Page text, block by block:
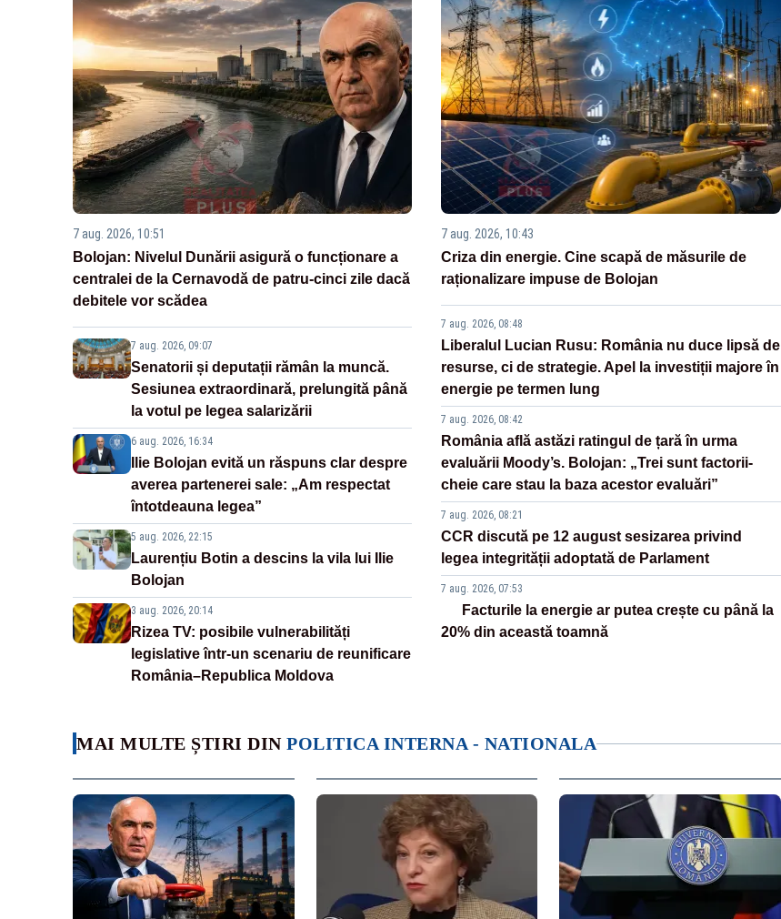
7 aug. 2026, 10:51
Bolojan: Nivelul Dunării asigură o funcționare a
centralei de la Cernavodă de patru-cinci zile dacă
debitele vor scădea
7 aug. 2026, 09:07
Senatorii și deputații rămân la muncă.
Sesiunea extraordinară, prelungită până
la votul pe legea salarizării
6 aug. 2026, 16:34
Ilie Bolojan evită un răspuns clar despre
averea partenerei sale: „Am respectat
întotdeauna legea”
5 aug. 2026, 22:15
Laurențiu Botin a descins la vila lui Ilie
Bolojan
3 aug. 2026, 20:14
Rizea TV: posibile vulnerabilități
legislative într-un scenariu de reunificare
România–Republica Moldova
7 aug. 2026, 10:43
Criza din energie. Cine scapă de măsurile de
raționalizare impuse de Bolojan
7 aug. 2026, 08:48
Liberalul Lucian Rusu: România nu duce lipsă de
resurse, ci de strategie. Apel la investiții majore în
energie pe termen lung
7 aug. 2026, 08:42
România află astăzi ratingul de țară în urma
evaluării Moody’s. Bolojan: „Trei sunt factorii-
cheie care stau la baza acestor evaluări”
7 aug. 2026, 08:21
CCR discută pe 12 august sesizarea privind
legea integrității adoptată de Parlament
7 aug. 2026, 07:53
Facturile la energie ar putea crește cu până la
20% din această toamnă
MAI MULTE ȘTIRI DIN POLITICA INTERNA - NATIONALA